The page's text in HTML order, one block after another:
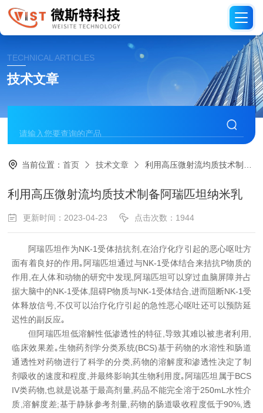
TECHNICAL ARTICLES
技术文章
当前位置：首页 技术文章 利用高压微射流均质技术制备阿瑞匹坦纳米乳
利用高压微射流均质技术制备阿瑞匹坦纳米乳
更新时间：2023-04-23 点击次数：1944
阿瑞匹坦作为NK-1受体拮抗剂,在治疗化疗引起的恶心呕吐方
面有着良好的作用｡阿瑞匹坦通过与NK-1受体结合来拮抗P物质的
作用,在人体和动物的研究中发现,阿瑞匹坦可以穿过血脑屏障并占
据大脑中的NK-1受体,阻碍P物质与NK-1受体结合,进而阻断NK-1受
体释放信号,不仅可以治疗化疗引起的急性恶心呕吐还可以预防延
迟性的副反应｡
但阿瑞匹坦低溶解性低渗透性的特征 ,导致其难以被患者利用,
临床效果差｡生物药剂学分类系统(BCS)基于药物的水溶性和肠道
通透性对药物进行了科学的分类,药物的溶解度和渗透性决定了制
剂吸收的速度和程度,并最终影响其生物利用度｡阿瑞匹坦属于BCS
IV类药物,也就是说基于最高剂量,药品不能完全溶于250mL水性介
质,溶解度差;基于静脉参考剂量,药物的肠道吸收程度低于90%,透